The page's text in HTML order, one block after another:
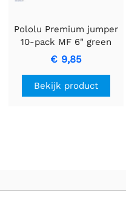
Pololu Premium jumper
10-pack MF 6" green
€ 9,85
Bekijk product